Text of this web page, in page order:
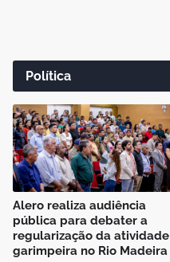
Política
Alero realiza audiência
pública para debater a
regularização da atividade
garimpeira no Rio Madeira